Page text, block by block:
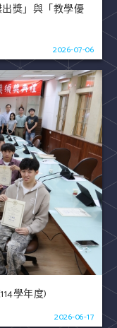
獎」與「教學優
2026-07-06
學年度)
2026-06-17